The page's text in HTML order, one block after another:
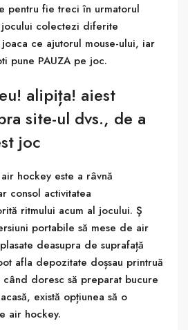
pentru fie treci în urmatorul
colectezi diferite
ce ajutorul mouse-ului, iar
pune PAUZA pe joc.
alipița! aiest
site-ul dvs., de a
joc
hockey este a râvnă
consol activitatea
ritmului acum al jocului. Ş
portabile să mese de air
deasupra de suprafață
afla depozitate doșsau printruă
doresc să preparat bucure
există opțiunea să o
air hockey.